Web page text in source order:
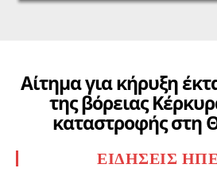
Αίτημα για κήρυξη
της βόρειας
καταστροφής στη
ΕΙΔΉΣΕΙΣ